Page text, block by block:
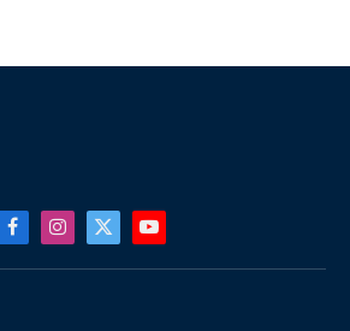
FacebookInstagram
X
YouTube